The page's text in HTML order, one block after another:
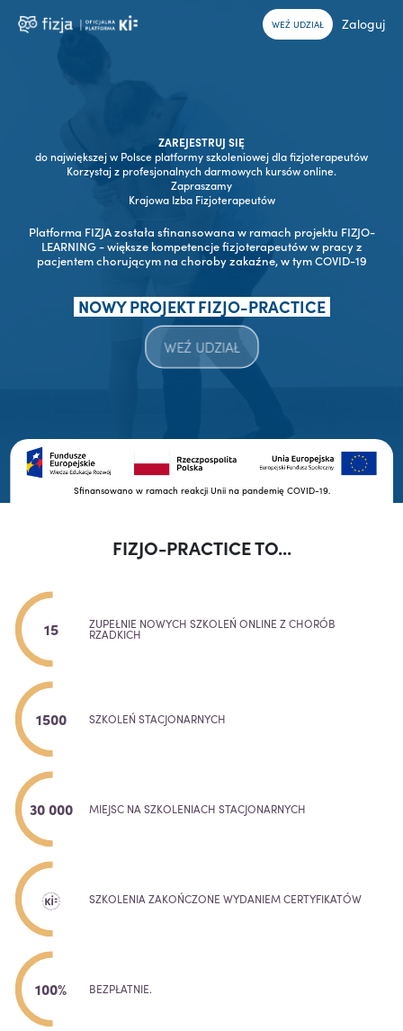
WEŹ UDZIAŁ Zaloguj
Sfinansowano w ramach reakcji Unii na pandemię COVID-19.
ZAREJESTRUJ SIĘ
do największej w Polsce platformy szkoleniowej dla fizjoterapeutów
Korzystaj z profesjonalnych darmowych kursów online.
Zapraszamy
Krajowa Izba Fizjoterapeutów
Platforma FIZJA została sfinansowana w ramach projektu FIZJO-
LEARNING - większe kompetencje fizjoterapeutów w pracy z
pacjentem chorującym na choroby zakaźne, w tym COVID-19
NOWY PROJEKT FIZJO-PRACTICE
WEŹ UDZIAŁ
FIZJO-PRACTICE TO...
15 ZUPEŁNIE NOWYCH SZKOLEŃ ONLINE Z CHORÓB
RZADKICH
1500 SZKOLEŃ STACJONARNYCH
30 000 MIEJSC NA SZKOLENIACH STACJONARNYCH
SZKOLENIA ZAKOŃCZONE WYDANIEM CERTYFIKATÓW
100% BEZPŁATNIE.